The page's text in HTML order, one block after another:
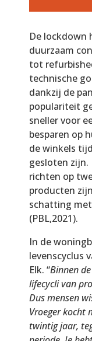
De lockdown
duurzaam
tot
technische
dankzij de
populariteit
sneller voor
besparen op
de winkels
gesloten zijn.
richten op
producten
schatting
(PBL,2021).
In de
levenscyclus
Elk. “Binnen
lifecycli van
Dus mensen
Vroeger kocht
twintig jaar,